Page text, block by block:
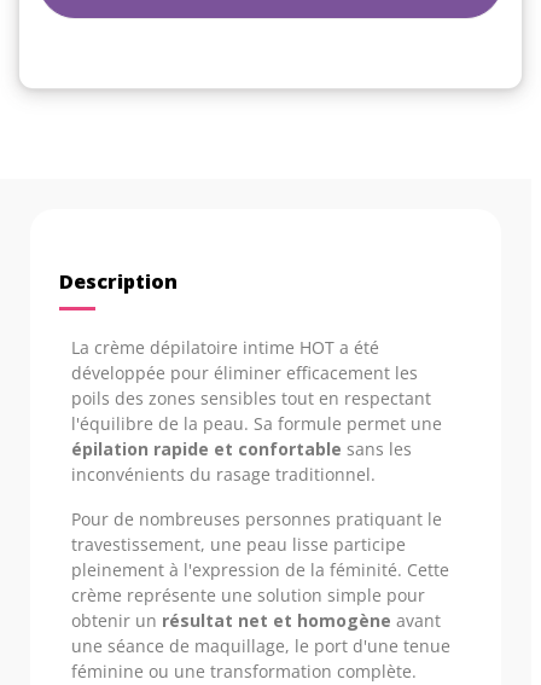
Description
La crème dépilatoire intime HOT a été
développée pour éliminer efficacement les
poils des zones sensibles tout en respectant
l'équilibre de la peau. Sa formule permet une
épilation rapide et confortable sans les
inconvénients du rasage traditionnel.
Pour de nombreuses personnes pratiquant le
travestissement, une peau lisse participe
pleinement à l'expression de la féminité. Cette
crème représente une solution simple pour
obtenir un résultat net et homogène avant
une séance de maquillage, le port d'une tenue
féminine ou une transformation complète.